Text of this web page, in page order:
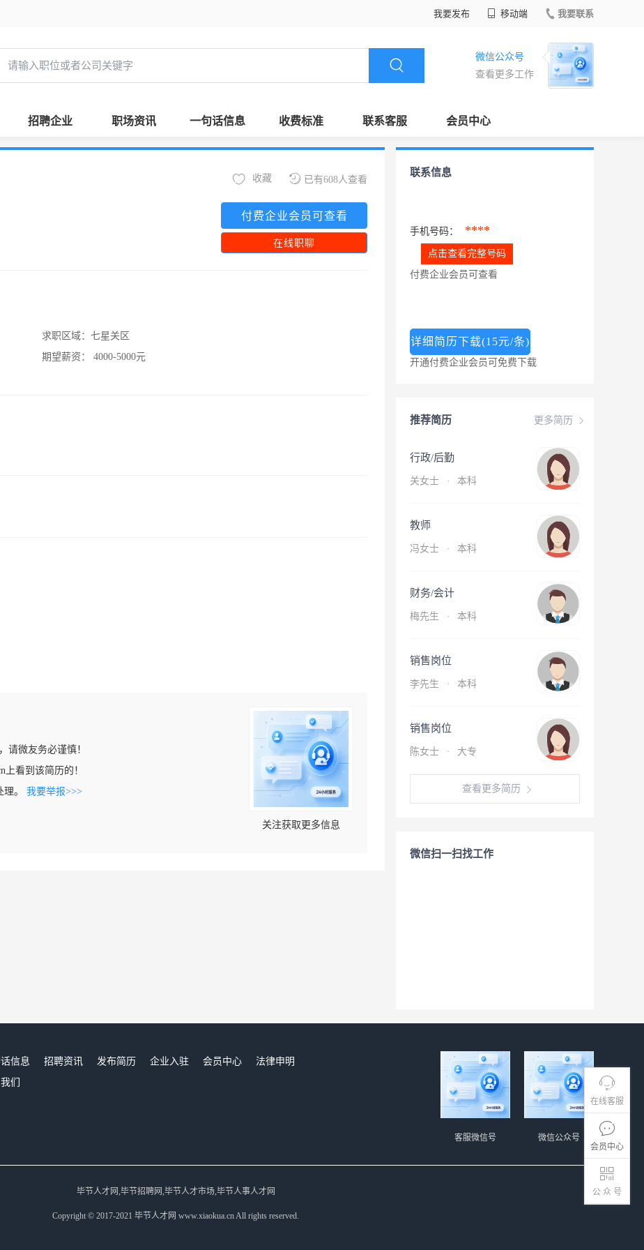
我要发布 移动端 我要联系
微信公众号
查看更多工作
招聘企业 职场资讯 一句话信息 收费标准 联系客服 会员中心
在线客服
会员中心
公 众 号
已有608人查看
收藏
付费企业会员可查看
在线职聊
求职区域： 七星关区
期望薪资：
4000-5000元
请微友务必谨慎！
上看到该简历的！
理。 我要举报>>>
关注获取更多信息
联系信息
手机号码： ****
点击查看完整号码
付费企业会员可查看
详细简历下载(15元/条)
开通付费企业会员可免费下载
更多简历
推荐简历
行政/后勤
关女士 · 本科
教师
冯女士 · 本科
财务/会计
梅先生 · 本科
销售岗位
李先生 · 本科
销售岗位
陈女士 · 大专
查看更多简历
微信扫一扫找工作
信息 招聘资讯 发布简历 企业入驻 会员中心
法律申明
们
微信公众号
客服微信号
毕节人才网,毕节招聘网,毕节人才市场,毕节人事人才网
Copyright © 2017-2021 毕节人才网 www.xiaokua.cn All rights reserved.